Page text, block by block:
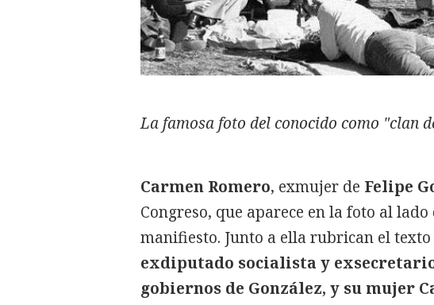
La famosa foto del conocido como "clan
Carmen Romero, exmujer de Felipe
Congreso, que aparece en la foto al lado
manifiesto. Junto a ella rubrican el texto
exdiputado socialista y
gobiernos de González, y su mujer